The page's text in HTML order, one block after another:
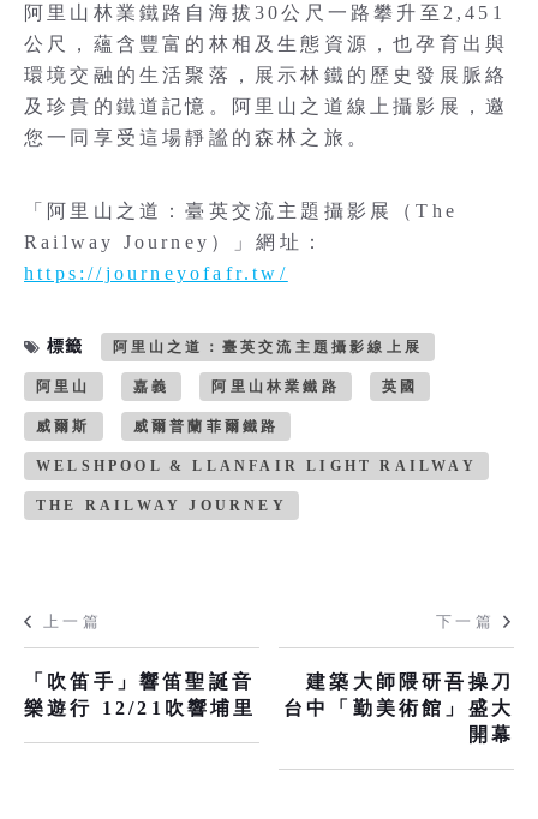
阿里山林業鐵路自海拔30公尺一路攀升至2,451
公尺，蘊含豐富的林相及生態資源，也孕育出與
環境交融的生活聚落，展示林鐵的歷史發展脈絡
及珍貴的鐵道記憶。阿里山之道線上攝影展，邀
您一同享受這場靜謐的森林之旅。
「阿里山之道：臺英交流主題攝影展（The
Railway Journey）」網址：
https://journeyofafr.tw/
標籤 阿里山之道：臺英交流主題攝影線上展
阿里山 嘉義 阿里山林業鐵路 英國
威爾斯 威爾普蘭菲爾鐵路
WELSHPOOL & LLANFAIR LIGHT RAILWAY
THE RAILWAY JOURNEY
上一篇
「吹笛手」響笛聖誕音
樂遊行 12/21吹響埔里
下一篇
建築大師隈研吾操刀
台中「勤美術館」盛大
開幕